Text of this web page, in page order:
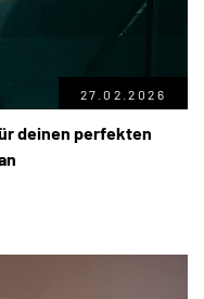
27.02.2026
deinen perfekten